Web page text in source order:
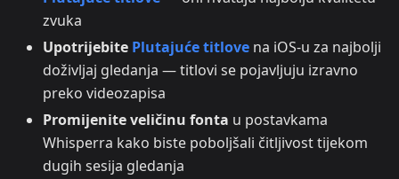
zvuka
Upotrijebite Plutajuće titlove na iOS-u za najbolji
doživljaj gledanja — titlovi se pojavljuju izravno
preko videozapisa
Promijenite veličinu fonta u postavkama
Whisperra kako biste poboljšali čitljivost tijekom
dugih sesija gledanja